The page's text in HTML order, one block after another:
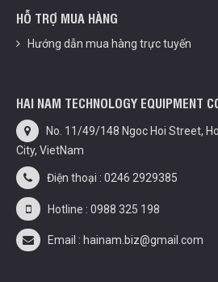
HỖ TRỢ MUA HÀNG
Hướng dẫn mua hàng trực tuyến
HAI NAM TECHNOLOGY EQUIPMENT
No. 11/49/148 Ngoc Hoi Street,
City, VietNam
Điện thoại : 0246 2929385
Hotline : 0988 325 198
Email : hainam.biz@gmail.com